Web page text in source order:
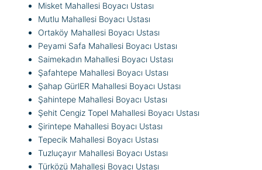
Misket Mahallesi Boyacı Ustası
Mutlu Mahallesi Boyacı Ustası
Ortaköy Mahallesi Boyacı Ustası
Peyami Safa Mahallesi Boyacı Ustası
Saimekadın Mahallesi Boyacı Ustası
Şafahtepe Mahallesi Boyacı Ustası
Şahap GürlER Mahallesi Boyacı Ustası
Şahintepe Mahallesi Boyacı Ustası
Şehit Cengiz Topel Mahallesi Boyacı Ustası
Şirintepe Mahallesi Boyacı Ustası
Tepecik Mahallesi Boyacı Ustası
Tuzluçayır Mahallesi Boyacı Ustası
Türközü Mahallesi Boyacı Ustası